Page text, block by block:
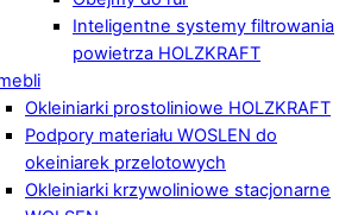
Inteligentne systemy filtrowania
powietrza HOLZKRAFT
Okleiniarki prostoliniowe HOLZKRAFT
Podpory materiału WOSLEN do
okeiniarek przelotowych
Okleiniarki krzywoliniowe stacjonarne